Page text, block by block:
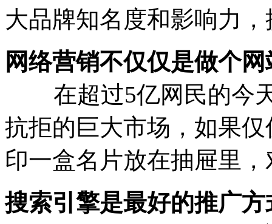
大品牌知名度和影响力
网络营销不仅仅是做个
在超过5亿网民的今天
抗拒的巨大市场，如果
印一盒名片放在抽屉里
搜索引擎是最好的推广